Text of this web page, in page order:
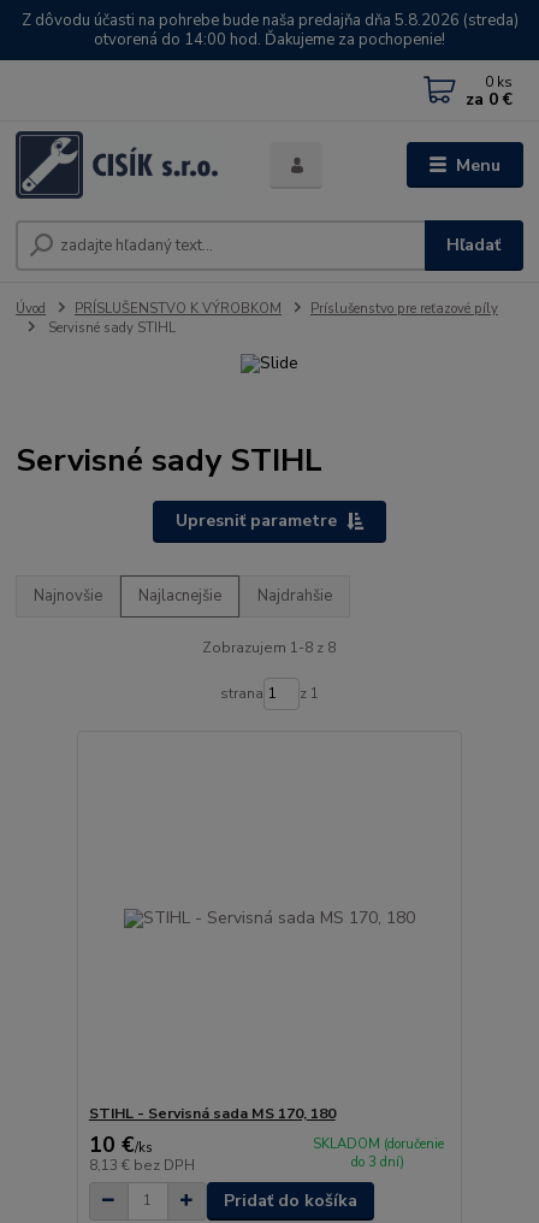
Z dôvodu účasti na pohrebe bude naša predajňa dňa 5.8.2026 (streda)
otvorená do 14:00 hod. Ďakujeme za pochopenie!
Menu
Hľadať
0 ks
za 0 €
Úvod PRÍSLUŠENSTVO K VÝROBKOM
Príslušenstvo pre reťazové píly
Servisné sady STIHL
Servisné sady STIHL
Upresniť parametre
Najnovšie Najlacnejšie Najdrahšie
Zobrazujem 1-8 z 8
strana z 1
STIHL - Servisná sada MS 170, 180
10 €/ks
8,13 € bez DPH
SKLADOM (doručenie
do 3 dní)
Pridať do košíka